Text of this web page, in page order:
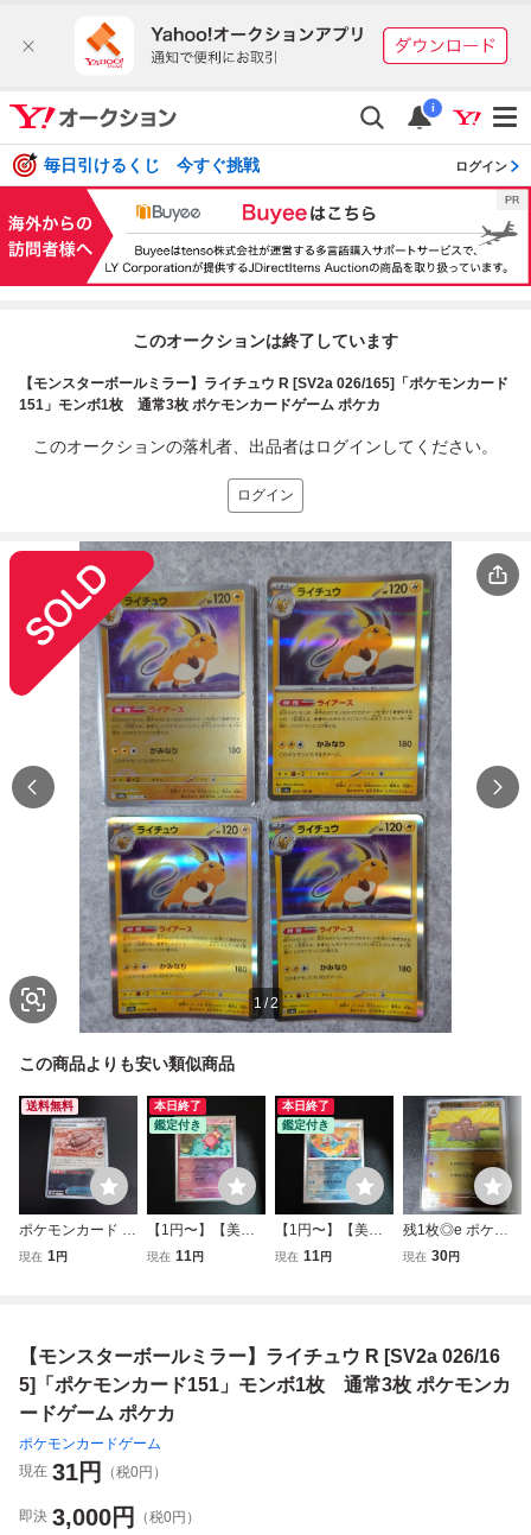
i
毎日引けるくじ 今すぐ挑戦 ログイン
このオークションは終了しています
【モンスターボールミラー】ライチュウ R [SV2a 026/165]「ポケモンカード
151」モンボ1枚 通常3枚 ポケモンカードゲーム ポケカ
このオークションの落札者、出品者はログインしてください。
ログイン
1 /2
この商品よりも安い類似商品
送料無料
ポケモンカード 古
びたこうらの化石
ターボールミラ
ー】
現在 1円
本日終了
鑑定付き
【1円〜】【美
品】ポケモンカー
現在 11円
本日終了
鑑定付き
【1円〜】【美
品】ポケモンカー
現在 11円
残1枚◎e ポケモ
ンカードゲーム sv
モンスターボール
【BELVERポケ
現在 30円
【モンスターボールミラー】ライチュウ R [SV2a 026/16
5]「ポケモンカード151」モンボ1枚 通常3枚 ポケモンカ
ードゲーム ポケカ
ポケモンカードゲーム
現在 31円 （税0円）
即決 3,000円
（税0円）